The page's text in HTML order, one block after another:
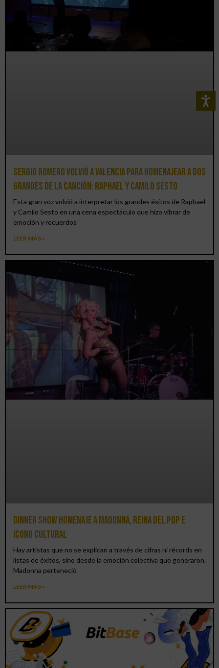
Sergio Romero volvió a Valencia para homenajear a dos
grandes de la canción: Raphael y Camilo Sesto
Esta gran voz volvió a interpretar los grandes éxitos de Raphael
y Camilo Sesto en una cena espectáculo que hizo vibrar de
emoción y recuerdos
LEER MÁS »
Dinner Show homenaje a Madonna, reina del pop e
icono cultural
Hay artistas que no se explican a través de cifras ni récords en
listas de éxitos, sino desde la emoción colectiva que generaron.
Madonna perteneció
LEER MÁS »